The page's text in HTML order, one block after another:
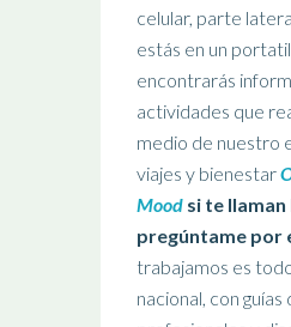
celular, parte
estás en un
encontrarás
actividades que
medio de nuestro
viajes y bienestar
Mood si te
pregúntame por
trabajamos es
nacional, con